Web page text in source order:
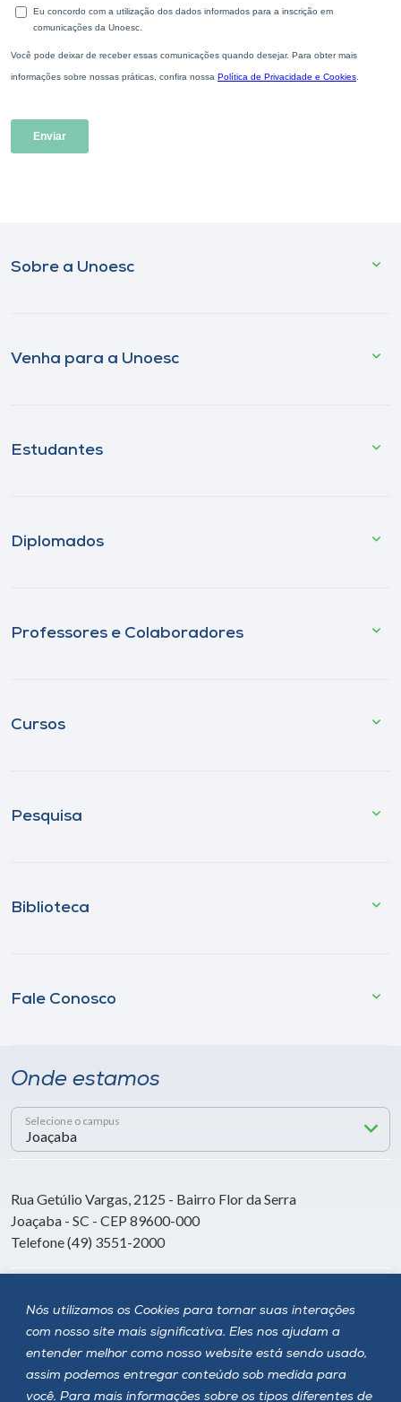
Nós utilizamos os Cookies para tornar suas interações
com nosso site mais significativa. Eles nos ajudam a
entender melhor como nosso website está sendo usado,
assim podemos entregar conteúdo sob medida para
você. Para mais informações sobre os tipos diferentes de
Sobre a Unoesc
Venha para a Unoesc
Estudantes
Diplomados
Professores e Colaboradores
Cursos
Pesquisa
Biblioteca
Fale Conosco
Onde estamos
Selecione o campus
Rua Getúlio Vargas, 2125 - Bairro Flor da Serra
Joaçaba - SC - CEP 89600-000
Telefone (49) 3551-2000
Siga a Unoesc